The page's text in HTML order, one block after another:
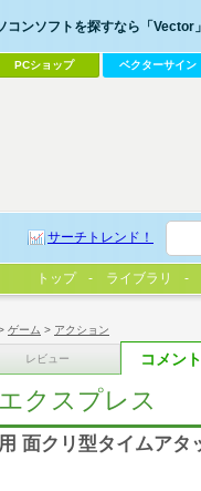
ゲーム > アクション
レビュー コメン
クスプレス
面クリ型タイムアタ
コンソフトを探すなら「Vector」
PCショップ ベクターサイン
サーチトレンド！
トップ ライブラリ